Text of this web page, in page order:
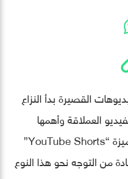
القصيرة بدأ النزاع
العملاقة وأهمها
يوتيوب، والتي بدورها أطلقت ميزة “YouTube Shorts”
من التوجه نحو هذا النوع